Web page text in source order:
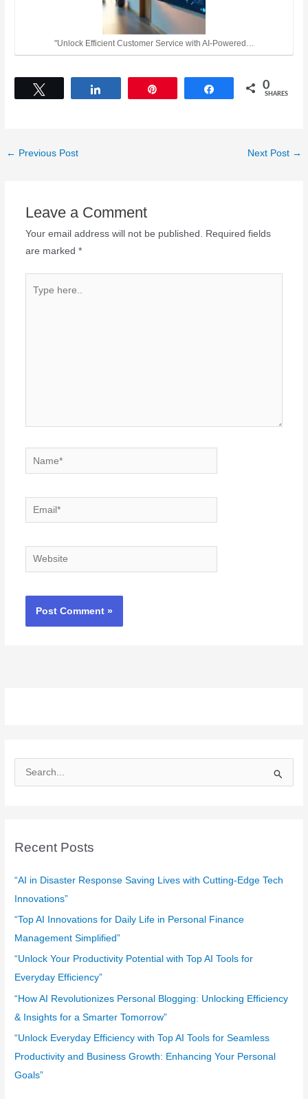
"Unlock Efficient Customer Service with AI-Powered…
Share 0
SHARES
← Previous Post Next Post →
Leave a Comment
Your email address will not be published.
Required fields
are marked *
here..
Name*
Email*
Website
e
c
f
o
r
:
Recent Posts
“AI in Disaster Response Saving Lives with Cutting-Edge Tech
Innovations”
“Top AI Innovations for Daily Life in Personal Finance
Management Simplified”
“Unlock Your Productivity Potential with Top AI Tools for
Everyday Efficiency”
“How AI Revolutionizes Personal Blogging: Unlocking Efficiency
& Insights for a Smarter Tomorrow”
“Unlock Everyday Efficiency with Top AI Tools for Seamless
Productivity and Business Growth: Enhancing Your Personal
Goals”